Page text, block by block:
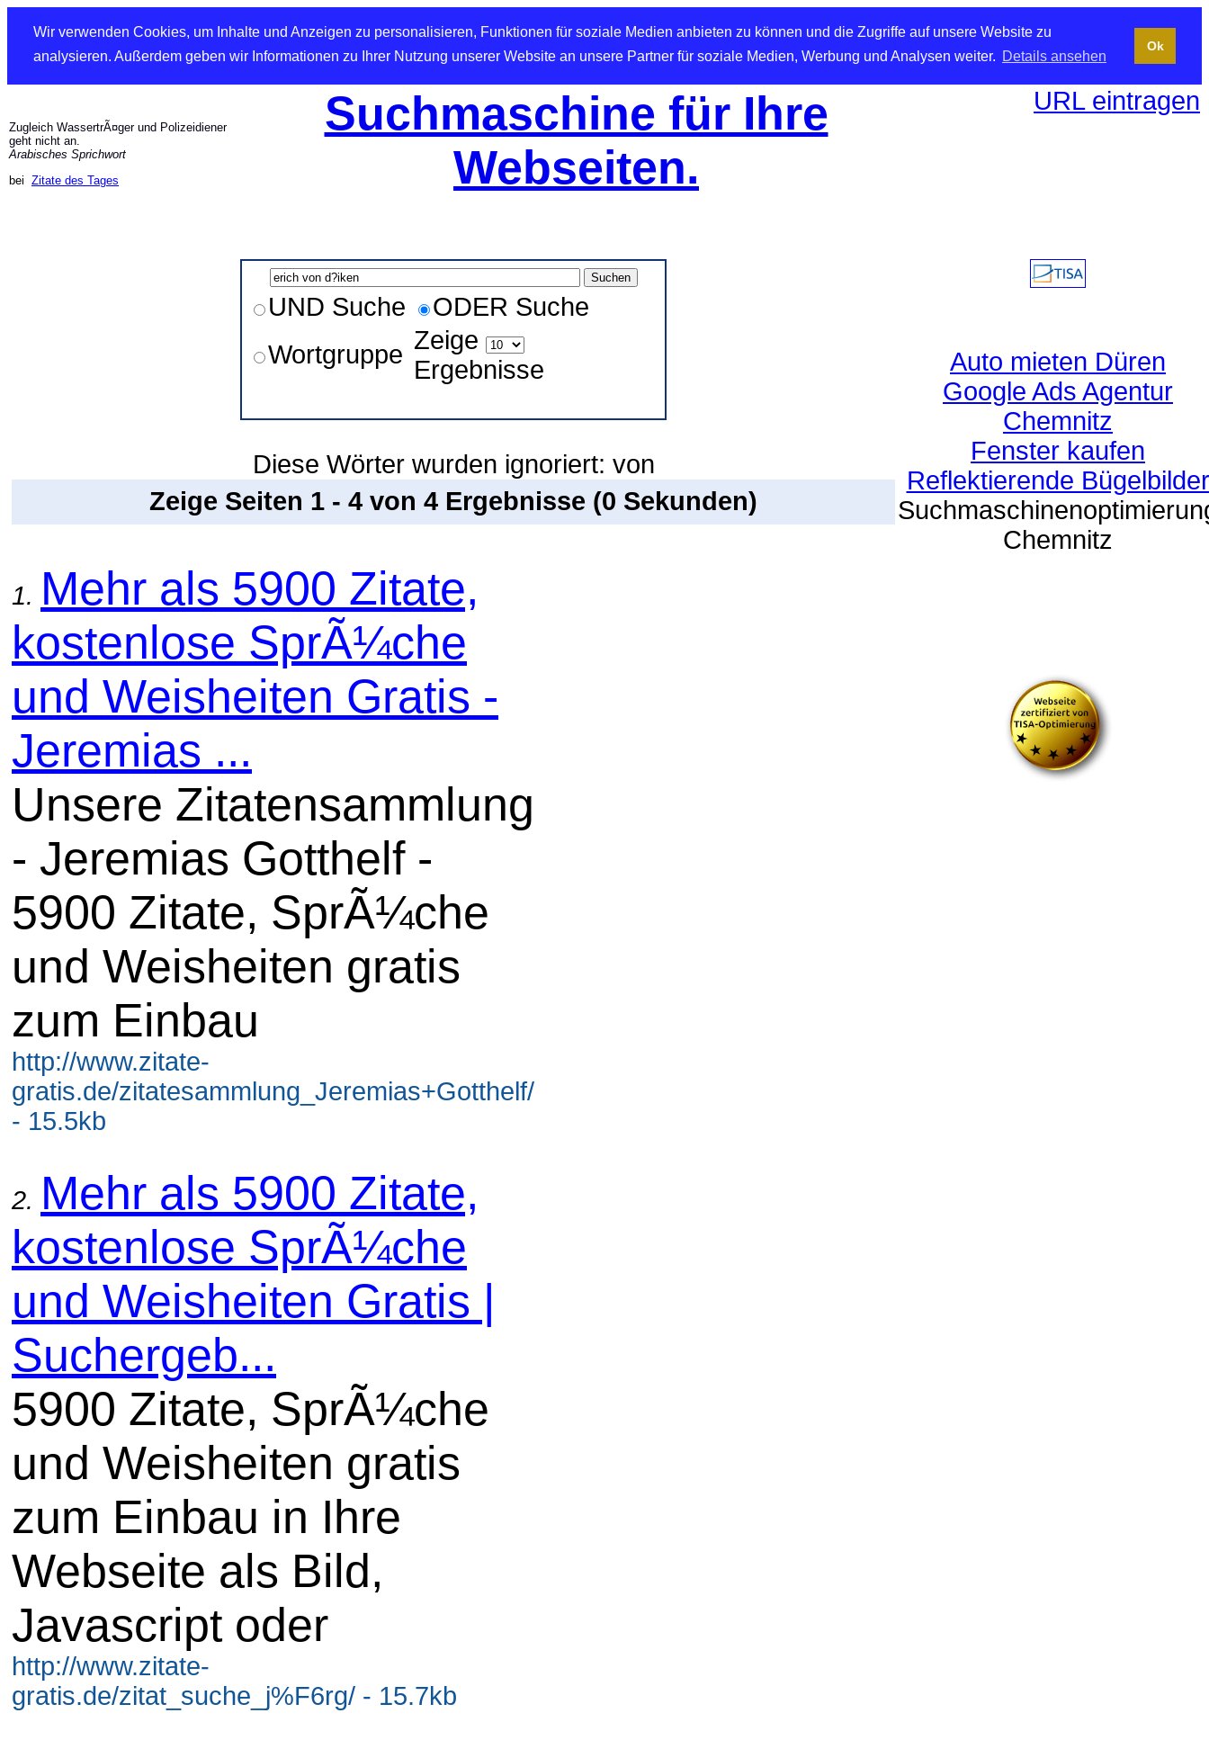
Wir verwenden Cookies, um Inhalte und Anzeigen zu personalisieren, Funktionen für soziale Medien anbieten zu können und die Zugriffe auf unsere Website zu
analysieren. Außerdem geben wir Informationen zu Ihrer Nutzung unserer Website an unsere Partner für soziale Medien, Werbung und Analysen weiter. Details ansehen
Ok
Zugleich WassertrÃ¤ger und Polizeidiener
geht nicht an.
Arabisches Sprichwort
bei Zitate des Tages
Suchmaschine für Ihre
Webseiten.
URL eintragen
UND Suche
ODER Suche
Wortgruppe Zeige
Ergebnisse
Diese Wörter wurden ignoriert: von
Zeige Seiten 1 - 4 von 4 Ergebnisse (0 Sekunden)
1. Mehr als 5900 Zitate,
kostenlose SprÃ¼che
und Weisheiten Gratis -
Jeremias ...
Unsere Zitatensammlung
- Jeremias Gotthelf -
5900 Zitate, SprÃ¼che
und Weisheiten gratis
zum Einbau
http://www.zitate-
gratis.de/zitatesammlung_Jeremias+Gotthelf/
- 15.5kb
2. Mehr als 5900 Zitate,
kostenlose SprÃ¼che
und Weisheiten Gratis |
Suchergeb...
5900 Zitate, SprÃ¼che
und Weisheiten gratis
zum Einbau in Ihre
Webseite als Bild,
Javascript oder
http://www.zitate-
gratis.de/zitat_suche_j%F6rg/ - 15.7kb
Auto mieten Düren
Google Ads Agentur
Chemnitz
Fenster kaufen
Reflektierende Bügelbilder
Chemnitz